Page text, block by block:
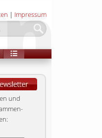
| Impressum
und